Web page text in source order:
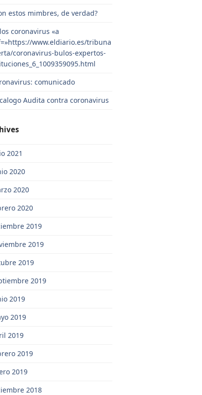
estos mimbres, de verdad?
coronavirus «a
www.eldiario.es/tribuna
coronavirus-bulos-expertos-
comunicado
Audita contra coronavirus
2021
2020
2020
2020
2019
2019
2019
2019
2019
2019
2019
2019
2019
2018